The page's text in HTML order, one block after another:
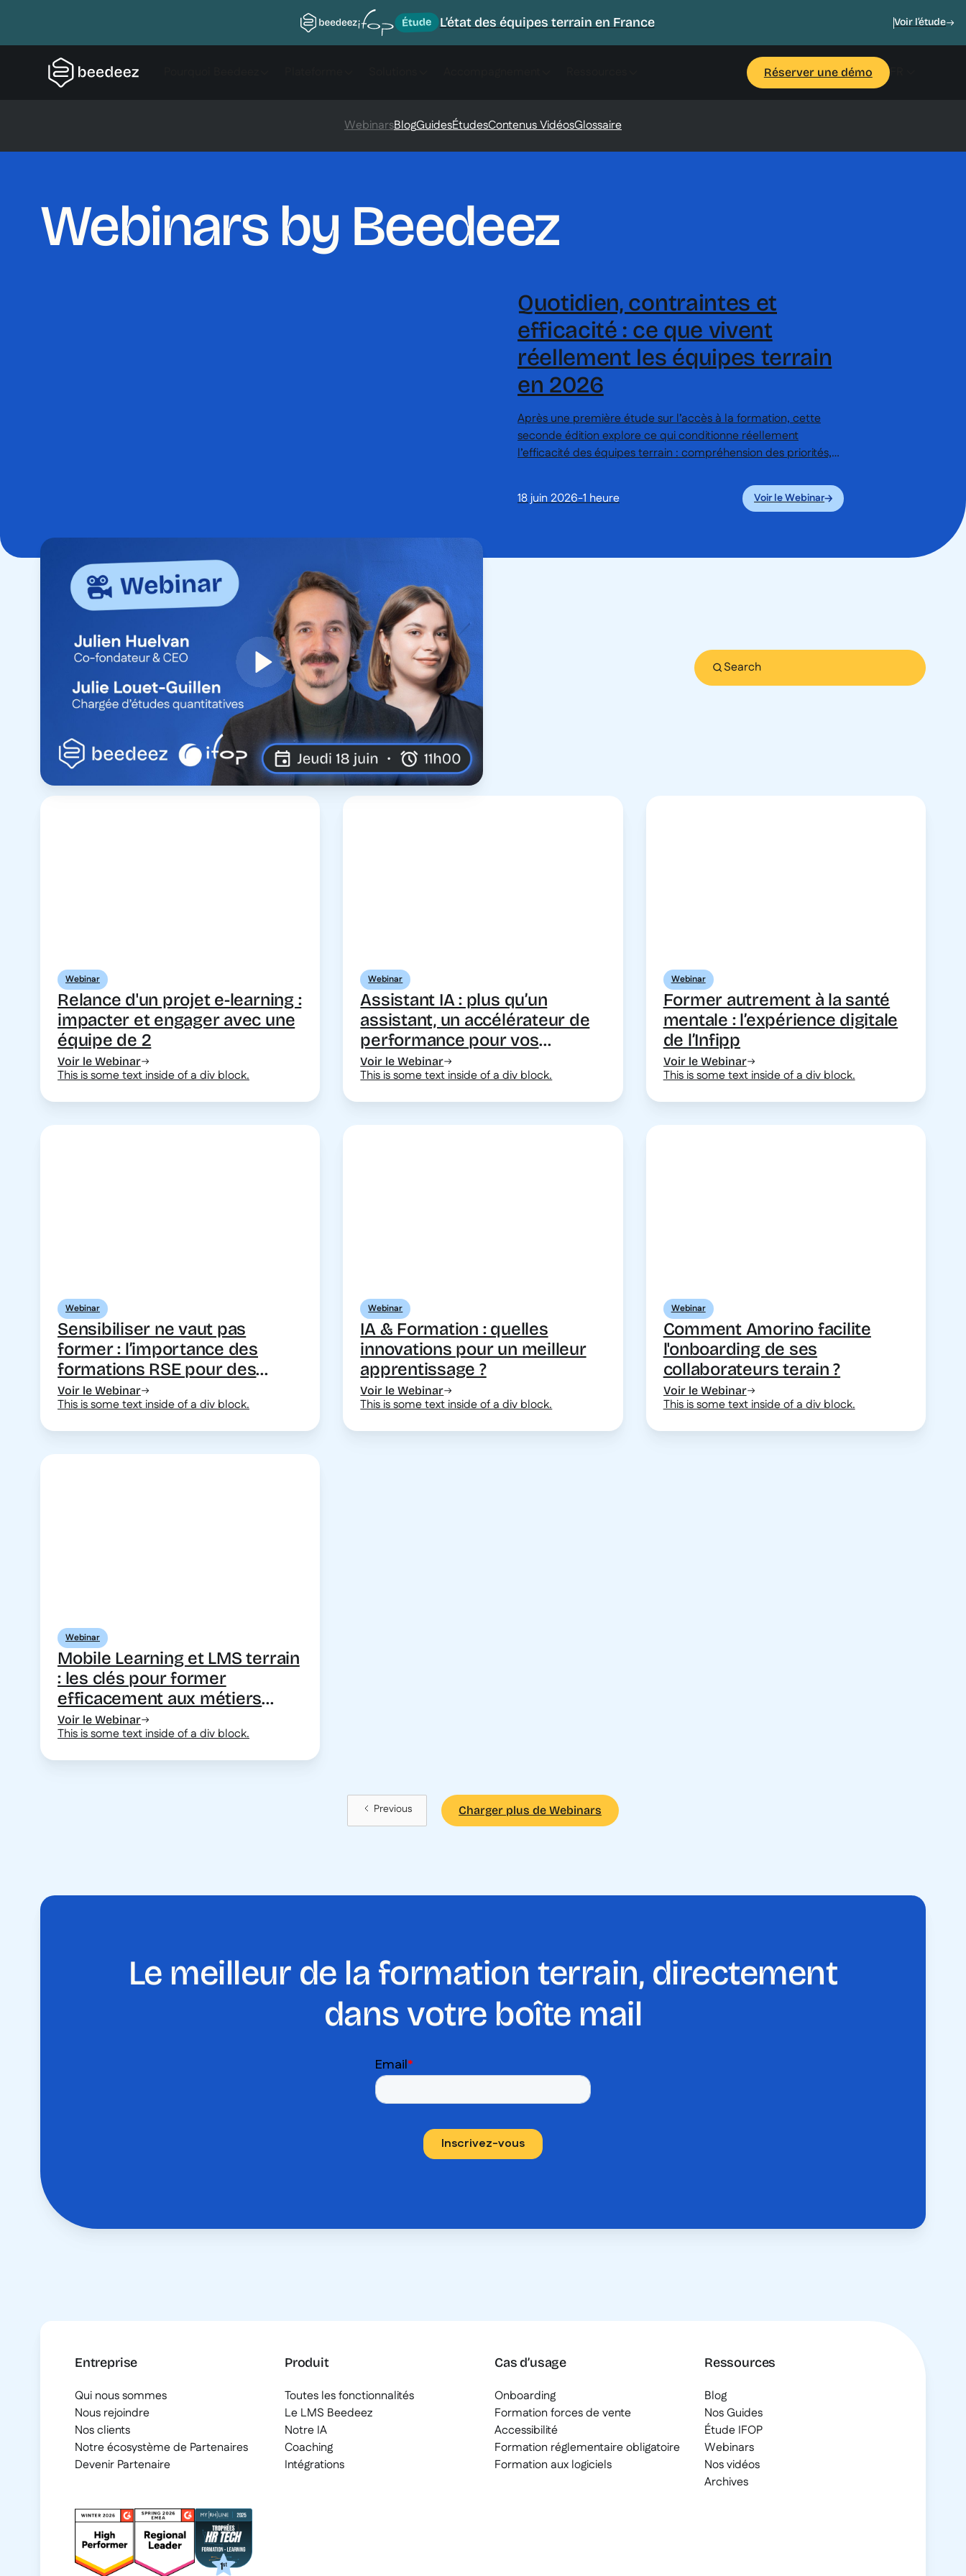
L’état des équipes terrain en France Voir l’étude
Réserver une démo FR
WebinarsBlogGuidesÉtudesContenus VidéosGlossaire
Webinars by Beedeez
Quotidien, contraintes et
efficacité : ce que vivent
réellement les équipes terrain
en 2026
Après une première étude sur l’accès à la formation, cette
seconde édition explore ce qui conditionne réellement
l’efficacité des équipes terrain : compréhension des priorités,
quotidien. Une étude pour rendre visible la réalité du terrain,
secteur par secteur, et aider les entreprises à prendre des
18 juin 2026-1 heure Voir le Webinar
À voir en replay
Webinar
Relance d'un projet e-learning :
impacter et engager avec une
équipe de 2
Voir le Webinar
This is some text inside of a div block.
Webinar
Assistant IA : plus qu’un
assistant, un accélérateur de
performance pour vos
apprenants
Voir le Webinar
This is some text inside of a div block.
Webinar
Former autrement à la santé
mentale : l’expérience digitale
de l’Infipp
Voir le Webinar
This is some text inside of a div block.
Webinar
Sensibiliser ne vaut pas
former : l’importance des
formations RSE pour des
entreprises plus responsables
Voir le Webinar
This is some text inside of a div block.
Webinar
IA & Formation : quelles
innovations pour un meilleur
apprentissage ?
Voir le Webinar
This is some text inside of a div block.
Webinar
Comment Amorino facilite
l'onboarding de ses
collaborateurs terain ?
Voir le Webinar
This is some text inside of a div block.
Webinar
Mobile Learning et LMS terrain
: les clés pour former
efficacement aux métiers
opérationnels et techniques
Voir le Webinar
This is some text inside of a div block.
Previous Charger plus de Webinars
Le meilleur de la formation terrain, directement
dans votre boîte mail
Entreprise
Qui nous sommes
Nous rejoindre
Nos clients
Notre écosystème de Partenaires
Devenir Partenaire
Produit
Toutes les fonctionnalités
Le LMS Beedeez
Notre IA
Coaching
Intégrations
Cas d’usage
Onboarding
Formation forces de vente
Accessibilité
Formation réglementaire obligatoire
Formation aux logiciels
Ressources
Blog
Nos Guides
Étude IFOP
Webinars
Nos vidéos
Archives